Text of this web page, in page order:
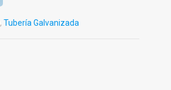
,Tubería Galvanizada